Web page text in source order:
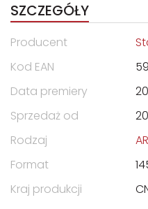
SZCZEGÓŁY
Producent
Kod EAN
Data premiery
Sprzedaż od
Rodzaj
Format
Kraj produkcji